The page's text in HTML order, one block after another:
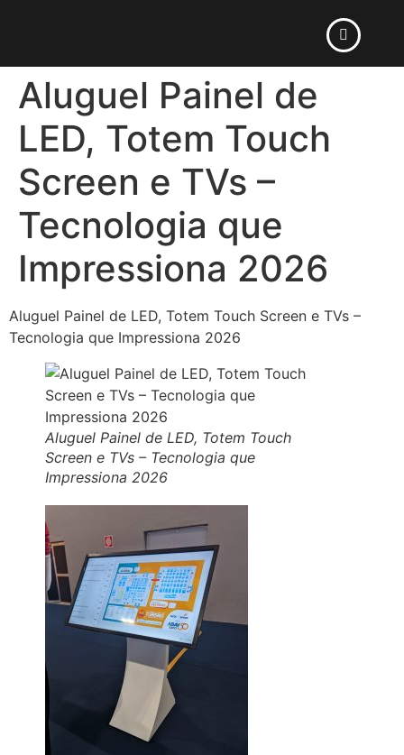
Aluguel Painel de
LED, Totem Touch
Screen e TVs –
Tecnologia que
Impressiona 2026
Aluguel Painel de LED, Totem Touch Screen e TVs –
Tecnologia que Impressiona 2026
Aluguel Painel de LED, Totem Touch
Screen e TVs – Tecnologia que
Impressiona 2026